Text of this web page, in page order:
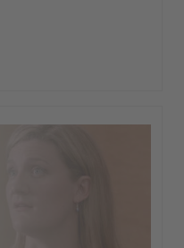
de nodige
haar eenzaamheid
zich tegelijkertijd